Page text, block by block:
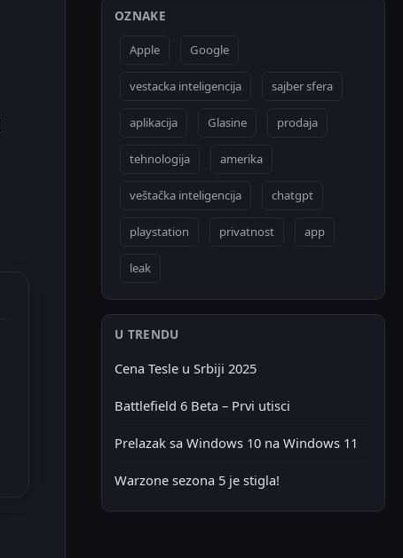
OZNAKE
Apple Google
vestacka inteligencija sajber sfera
aplikacija Glasine prodaja
tehnologija amerika
veštačka inteligencija chatgpt
playstation privatnost app
leak
U TRENDU
Cena Tesle u Srbiji 2025
Battlefield 6 Beta – Prvi utisci
Prelazak sa Windows 10 na Windows 11
Warzone sezona 5 je stigla!